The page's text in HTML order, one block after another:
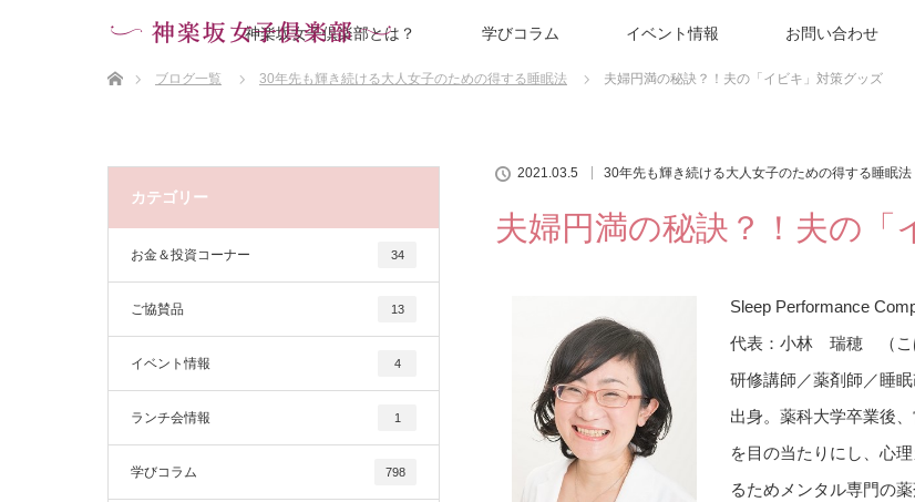
神楽坂女子倶楽部とは？ 学びコラム イベント情報 お問い合わせ
ブログ一覧
30年先も輝き続ける大人女子のための得する睡眠法 夫婦円満の秘訣？！夫の「イビキ」対策グッズ
2021.03.5 30年先も輝き続ける大人女子のための得する睡眠法
夫婦円満の秘訣？！夫の「
Sleep Performance
代表：小林 瑞穂 （こ
研修講師／薬剤師／睡
出身。薬科大学卒業後
を目の当たりにし、心
るためメンタル専門の
カテゴリー
お金＆投資コーナー 34
ご協賛品 13
イベント情報 4
ランチ会情報 1
学びコラム 798